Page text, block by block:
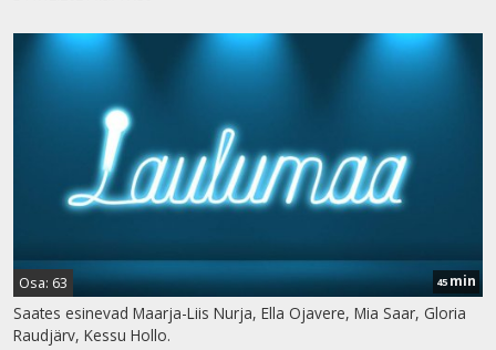
Osa: 63 45 min
Saates esinevad Maarja-Liis Nurja, Ella Ojavere, Mia Saar, Gloria
Raudjärv, Kessu Hollo.